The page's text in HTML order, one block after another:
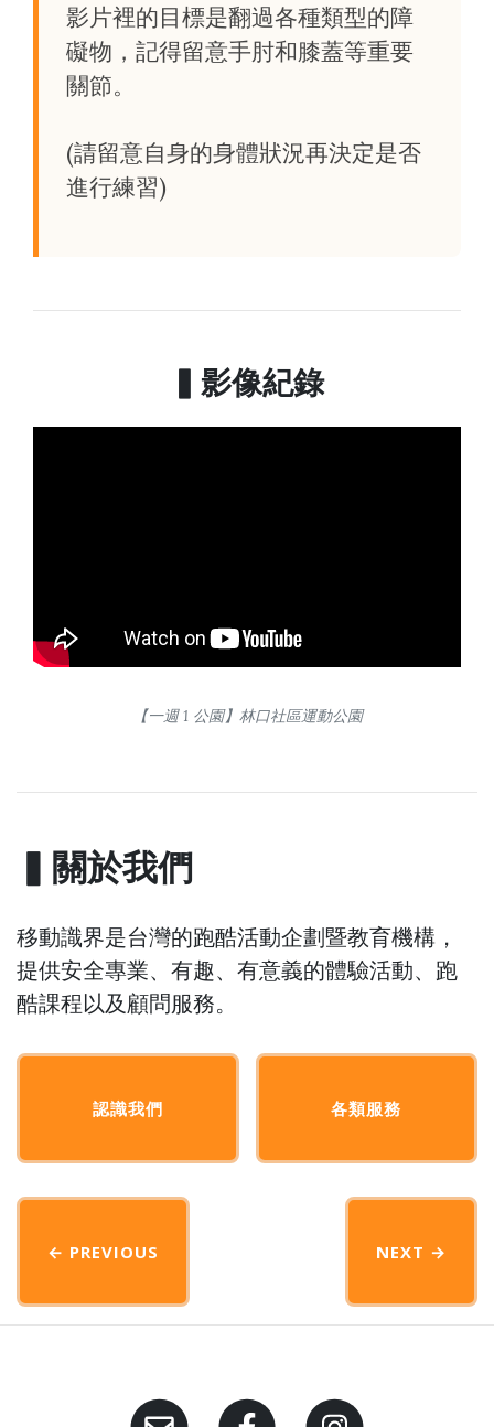
影片裡的目標是翻過各種類型的障
礙物，記得留意手肘和膝蓋等重要
關節。
(請留意自身的身體狀況再決定是否
進行練習)
▍影像紀錄
【一週 1 公園】林口社區運動公園
▍關於我們
移動識界是台灣的跑酷活動企劃暨教育機構，
提供安全專業、有趣、有意義的體驗活動、跑
酷課程以及顧問服務。
認識我們 各類服務
← PREVIOUS NEXT →